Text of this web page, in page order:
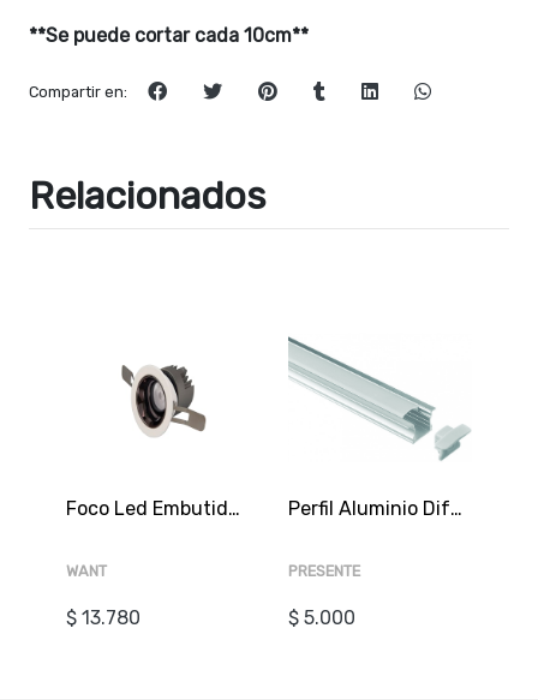
**Se puede cortar cada 10cm**
Compartir en:
Relacionados
Foco Led Embutido X733 COB 12W 3000K Cálida
WANT
$ 13.780
Perfil Aluminio Difusor 1201 2mt Alto Embutido
PRESENTE
$ 5.000